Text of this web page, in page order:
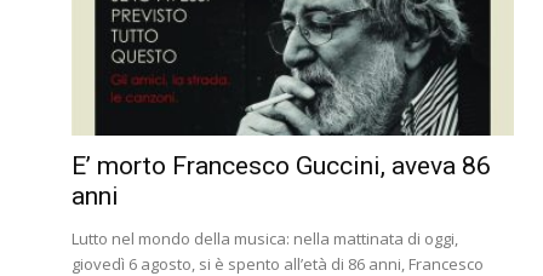
E’ morto Francesco Guccini, aveva 86
anni
Lutto nel mondo della musica: nella mattinata di oggi,
giovedì 6 agosto, si è spento all’età di 86 anni, Francesco